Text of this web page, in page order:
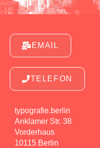
EMAIL
TELEFON
typografie.berlin
Anklamer Str. 38
Vorderhaus
10115 Berlin